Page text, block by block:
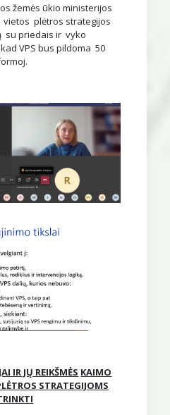
žemės ūkio ministerijos
plėtros strategijos
su priedais ir vyko
VPS bus pildoma 50
IR JŲ REIKŠMĖS KAIMO
STRATEGIJOMS